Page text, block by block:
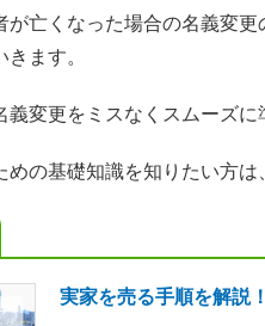
が亡くなった場合の名義変
ます。
義変更をミスなくスムーズに
の基礎知識を知りたい方は
実家を売る手順を解説